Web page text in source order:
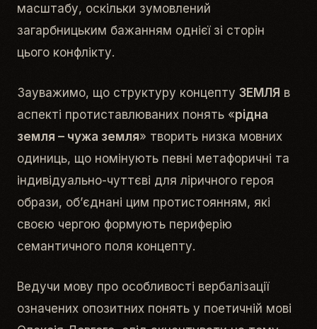
масштабу, оскільки зумовлений
загарбницьким бажанням однієї зі сторін
цього конфлікту.
Зауважимо, що структуру концепту ЗЕМЛЯ в
аспекті протиставлюваних понять «рідна
земля – чужа земля» творить низка мовних
одиниць, що номінують певні метафоричні та
індивідуально-чуттєві для ліричного героя
образи, об’єднані цим протистоянням, які
своєю чергою формують периферію
семантичного поля концепту.
Ведучи мову про особливості вербалізації
означених опозитних понять у поетичній мові